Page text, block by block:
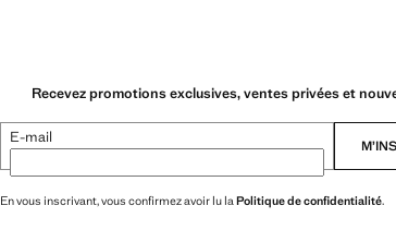
Recevez promotions exclusives, ventes privées et
E-mail
En vous inscrivant, vous confirmez avoir lu la Politique de confidentialité.